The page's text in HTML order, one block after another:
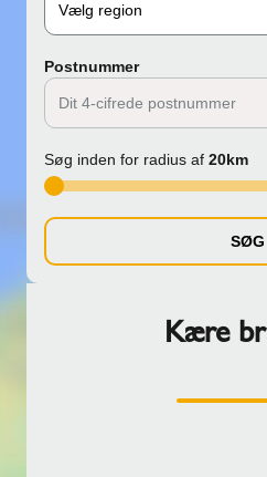
Vælg region
Postnummer
Søg inden for radius af 20km
SØG
Kære